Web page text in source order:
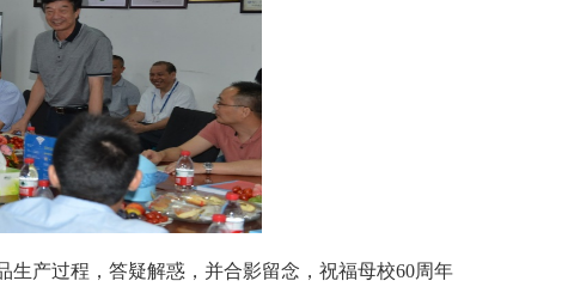
产过程，答疑解惑，并合影留念，祝福母校60周年